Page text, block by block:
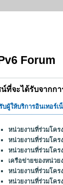
Forum
ที่จะได้รับจากกา
บผู้ให้บริการอินเทอร์เ
หน่วยงานที่ร่วมโคร
หน่วยงานที่ร่วมโคร
หน่วยงานที่ร่วมโคร
เครือข่ายของหน่วย
หน่วยงานที่ร่วมโคร
หน่วยงานที่ร่วมโคร